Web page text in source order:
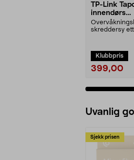
TP-Link
innendørs
skreddersy
Klubbpris
399,00
Uvanlig
Sjekk prisen